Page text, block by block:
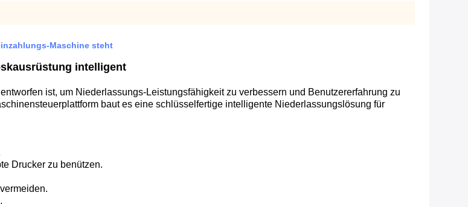
Maschine steht
intelligent
ist, um Niederlassungs-Leistungsfähigkeit zu verbessern und Benutzererfahrung zu
baut es eine schlüsselfertige intelligente Niederlassungslösung für
Drucker zu benützen.